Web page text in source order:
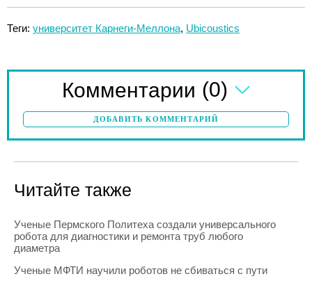
Теги: университет Карнеги-Меллона, Ubicoustics
Комментарии (0)
ДОБАВИТЬ КОММЕНТАРИЙ
Читайте также
Ученые Пермского Политеха создали универсального
робота для диагностики и ремонта труб любого
диаметра
Ученые МФТИ научили роботов не сбиваться с пути